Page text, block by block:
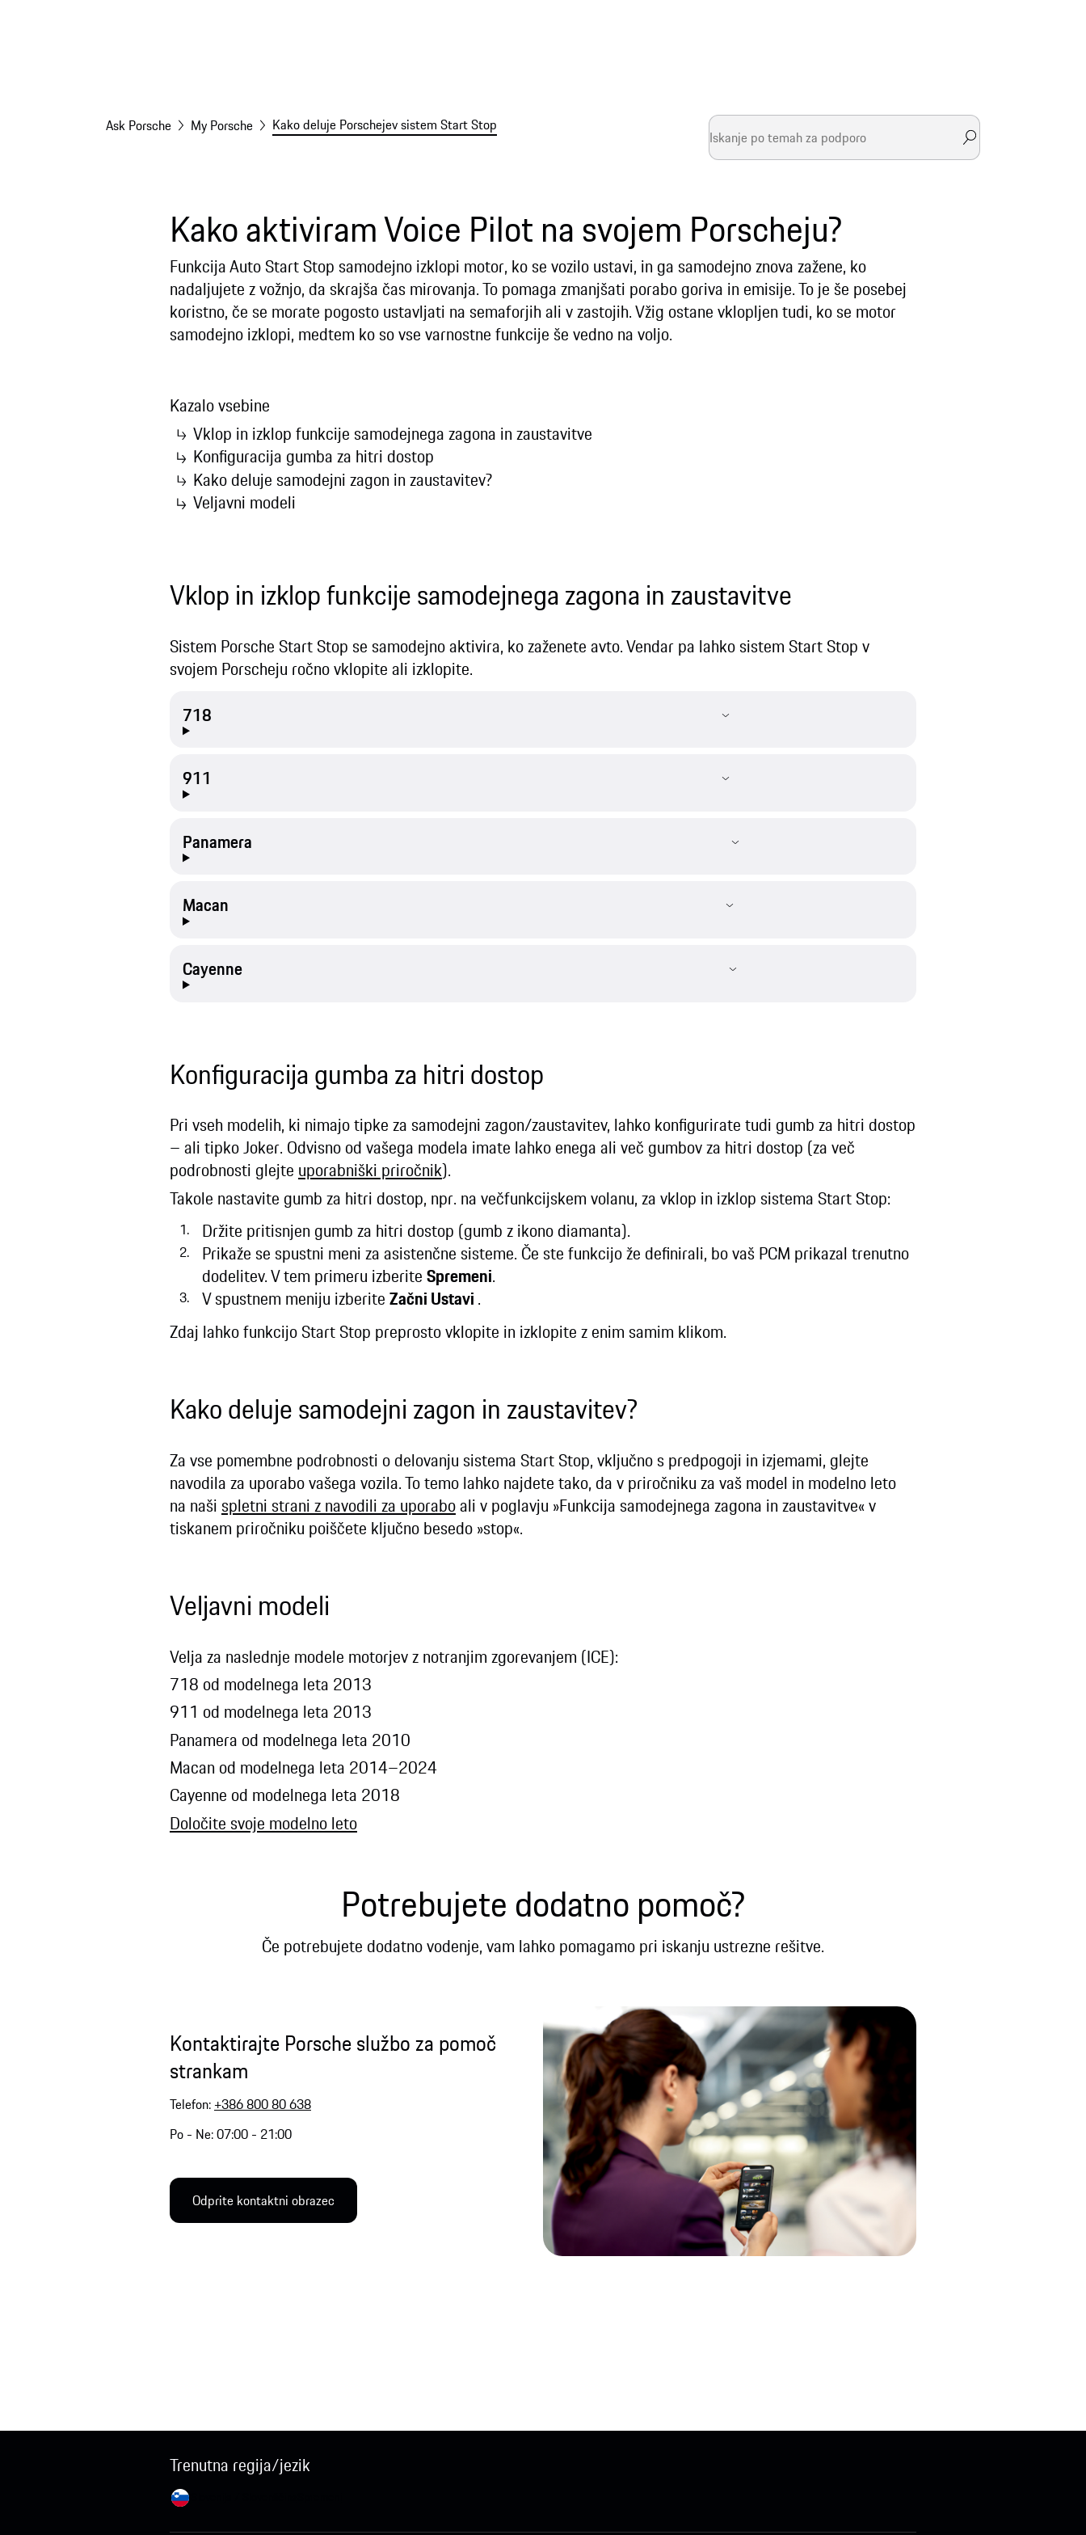
Ask Porsche My Porsche Kako deluje Porschejev sistem Start Stop
Kako aktiviram Voice Pilot na svojem Porscheju?
Funkcija Auto Start Stop samodejno izklopi motor, ko se vozilo ustavi, in ga samodejno znova zažene, ko
nadaljujete z vožnjo, da skrajša čas mirovanja. To pomaga zmanjšati porabo goriva in emisije. To je še posebej
koristno, če se morate pogosto ustavljati na semaforjih ali v zastojih. Vžig ostane vklopljen tudi, ko se motor
samodejno izklopi, medtem ko so vse varnostne funkcije še vedno na voljo.
Kazalo vsebine
Vklop in izklop funkcije samodejnega zagona in zaustavitve
Konfiguracija gumba za hitri dostop
Kako deluje samodejni zagon in zaustavitev?
Veljavni modeli
Vklop in izklop funkcije samodejnega zagona in zaustavitve
Sistem Porsche Start Stop se samodejno aktivira, ko zaženete avto. Vendar pa lahko sistem Start Stop v
svojem Porscheju ročno vklopite ali izklopite.
718
911
Panamera
Macan
Cayenne
Konfiguracija gumba za hitri dostop
Pri vseh modelih, ki nimajo tipke za samodejni zagon/zaustavitev, lahko konfigurirate tudi gumb za hitri dostop
– ali tipko Joker. Odvisno od vašega modela imate lahko enega ali več gumbov za hitri dostop (za več
podrobnosti glejte uporabniški priročnik).
Takole nastavite gumb za hitri dostop, npr. na večfunkcijskem volanu, za vklop in izklop sistema Start Stop:
Držite pritisnjen gumb za hitri dostop (gumb z ikono diamanta).
Prikaže se spustni meni za asistenčne sisteme. Če ste funkcijo že definirali, bo vaš PCM prikazal trenutno
dodelitev. V tem primeru izberiteSpremeni.
V spustnem meniju izberiteZačni Ustavi.
Zdaj lahko funkcijo Start Stop preprosto vklopite in izklopite z enim samim klikom.
Kako deluje samodejni zagon in zaustavitev?
Za vse pomembne podrobnosti o delovanju sistema Start Stop, vključno s predpogoji in izjemami, glejte
navodila za uporabo vašega vozila. To temo lahko najdete tako, da v priročniku za vaš model in modelno leto
na naši spletni strani z navodili za uporaboali v poglavju »Funkcija samodejnega zagona in zaustavitve« v
tiskanem priročniku poiščete ključno besedo »stop«.
Veljavni modeli
Velja za naslednje modele motorjev z notranjim zgorevanjem (ICE):
718 od modelnega leta 2013
911 od modelnega leta 2013
Panamera od modelnega leta 2010
Macan od modelnega leta 2014–2024
Cayenne od modelnega leta 2018
Določite svoje modelno leto
Potrebujete dodatno pomoč?
Če potrebujete dodatno vodenje, vam lahko pomagamo pri iskanju ustrezne rešitve.
Kontaktirajte Porsche službo za pomoč
strankam
Telefon: +386 800 80 638
Po - Ne: 07:00 - 21:00
Odprite kontaktni obrazec
Trenutna regija/jezik